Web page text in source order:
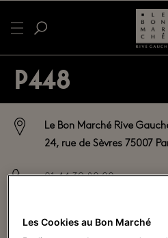
P448
Le Bon Marché Rive
24, rue de Sèvres 75007
01 44 39 80 00
Voir tous les horaires
Les Cookies au Bon Marché